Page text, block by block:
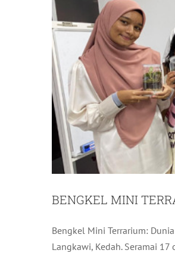
BENGKEL MINI
Bengkel Mini Terrarium:
Langkawi, Kedah. Seramai
TINJAUAN